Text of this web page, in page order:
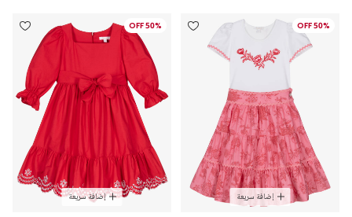
50% OFF
إضافة سريعة
50% OFF
إضافة سريعة